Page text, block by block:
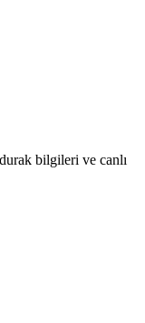
bilgileri ve canlı